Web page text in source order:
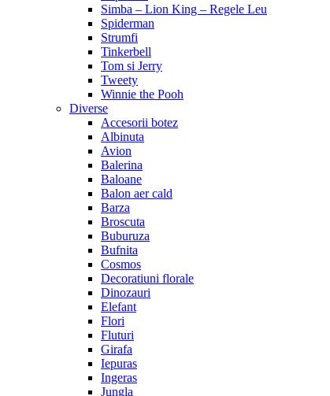
Simba – Lion King – Regele Leu
Spiderman
Strumfi
Tinkerbell
Tom si Jerry
Tweety
Winnie the Pooh
Diverse
Accesorii botez
Albinuta
Avion
Balerina
Baloane
Balon aer cald
Barza
Broscuta
Buburuza
Bufnita
Cosmos
Decoratiuni florale
Dinozauri
Elefant
Flori
Fluturi
Girafa
Iepuras
Ingeras
Jungla